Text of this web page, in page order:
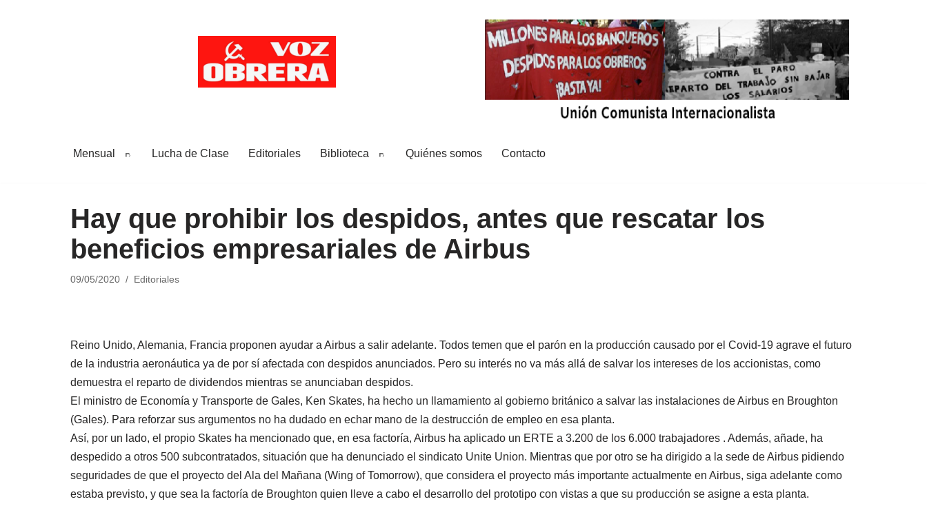
Mensual Lucha de Clase Editoriales Biblioteca Quiénes somos Contacto
Hay que prohibir los despidos, antes que rescatar los
beneficios empresariales de Airbus
09/05/2020 Editoriales
Reino Unido, Alemania, Francia proponen ayudar a Airbus a salir adelante. Todos temen que el parón en la producción causado por el Covid-19 agrave el futuro
de la industria aeronáutica ya de por sí afectada con despidos anunciados. Pero su interés no va más allá de salvar los intereses de los accionistas, como
demuestra el reparto de dividendos mientras se anunciaban despidos.
El ministro de Economía y Transporte de Gales, Ken Skates, ha hecho un llamamiento al gobierno británico a salvar las instalaciones de Airbus en Broughton
(Gales). Para reforzar sus argumentos no ha dudado en echar mano de la destrucción de empleo en esa planta.
Así, por un lado, el propio Skates ha mencionado que, en esa factoría, Airbus ha aplicado un ERTE a 3.200 de los 6.000 trabajadores . Además, añade, ha
despedido a otros 500 subcontratados, situación que ha denunciado el sindicato Unite Union. Mientras que por otro se ha dirigido a la sede de Airbus pidiendo
seguridades de que el proyecto del Ala del Mañana (Wing of Tomorrow), que considera el proyecto más importante actualmente en Airbus, siga adelante como
estaba previsto, y que sea la factoría de Broughton quien lleve a cabo el desarrollo del prototipo con vistas a que su producción se asigne a esta planta.